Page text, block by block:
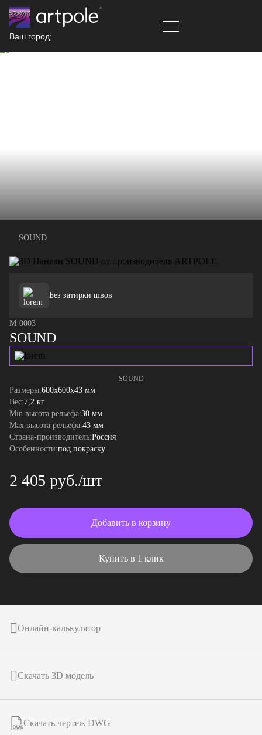
Ваш город:
SOUND
Без затирки швов
M-0003
SOUND
SOUND
Размеры:600x600x43 мм
Вес:7,2 кг
Min высота рельефа:30 мм
Max высота рельефа:43 мм
Страна-производитель:Россия
Особенности:под покраску
2 405 руб./шт
Добавить в корзину
Купить в 1 клик
Онлайн-калькулятор
Скачать 3D модель
Скачать чертеж DWG